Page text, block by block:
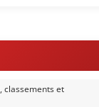
classements et